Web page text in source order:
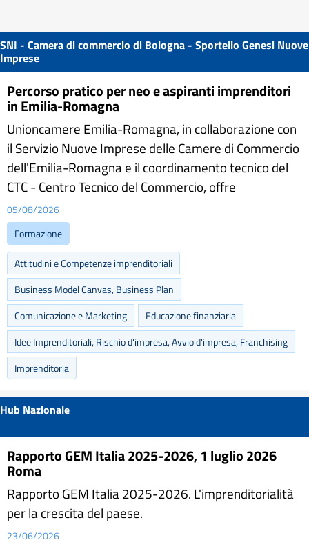
SNI - Camera di commercio di Bologna - Sportello Genesi Nuove
Imprese
Percorso pratico per neo e aspiranti imprenditori
in Emilia-Romagna
Unioncamere Emilia-Romagna, in collaborazione con
il Servizio Nuove Imprese delle Camere di Commercio
dell'Emilia-Romagna e il coordinamento tecnico del
CTC - Centro Tecnico del Commercio, offre
05/08/2026
Formazione
Attitudini e Competenze imprenditoriali
Business Model Canvas, Business Plan
Comunicazione e Marketing
Educazione finanziaria
Idee Imprenditoriali, Rischio d'impresa, Avvio d'impresa, Franchising
Imprenditoria
Hub Nazionale
Rapporto GEM Italia 2025-2026, 1 luglio 2026
Roma
Rapporto GEM Italia 2025-2026. L'imprenditorialità
per la crescita del paese.
23/06/2026